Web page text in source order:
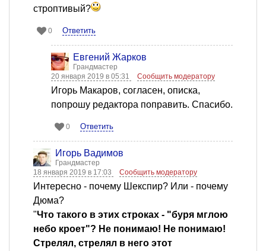
строптивый?
0 Ответить
Евгений Жарков
Грандмастер
20 января 2019 в 05:31
Сообщить модератору
Игорь Макаров, согласен, описка,
попрошу редактора поправить. Спасибо.
0 Ответить
Игорь Вадимов
Грандмастер
18 января 2019 в 17:03
Сообщить модератору
Интересно - почему Шекспир? Или - почему
Дюма?
"Что такого в этих строках - "буря мглою
небо кроет"? Не понимаю! Не понимаю!
Стрелял, стрелял в него этот